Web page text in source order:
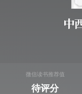
中
微信读书推荐值
待评分